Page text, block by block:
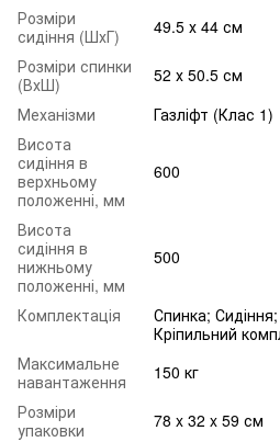
Розміри
сидіння (ШхГ)
49.5 х 44 см
Розміри спинки
(ВхШ)
52 х 50.5 см
Механізми
Газліфт (Клас 1)
Висота
сидіння в
верхньому
положенні, мм
600
Висота
сидіння в
нижньому
положенні, мм
500
Комплектація
Спинка;
Кріпильний
Максимальне
навантаження
150 кг
Розміри
упаковки
78 x 32 x 59 см